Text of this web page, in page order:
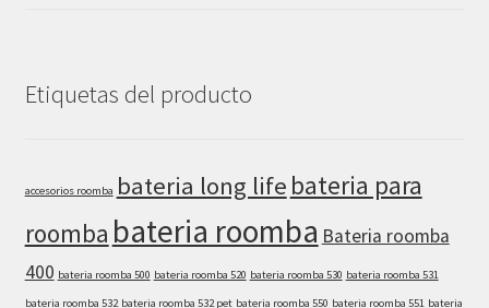
Etiquetas del producto
accesorios roomba bateria long life bateria para
roomba bateria roomba Bateria roomba
400 bateria roomba 500 bateria roomba 520 bateria roomba 530 bateria roomba 531
bateria roomba 532 bateria roomba 532 pet bateria roomba 550 bateria roomba 551 bateria